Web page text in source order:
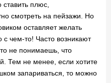
плюс,
смотреть на пейзажи. Но
оставляет желать
с чем-то! Часто возникают
не понимаешь, что
Тем не менее, если хотите
запариваться, то можно